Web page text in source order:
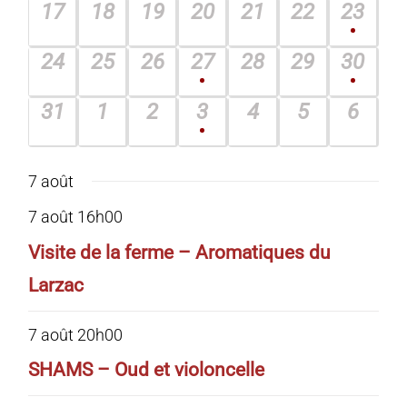
0
17
0
18
0
19
0
20
0
évènement,
21
0
évènement,
22
1
23
0
24
0
évènement,
25
0
évènement,
26
1
évènement,
27
0
évènement,
28
0
évènement,
29
1
30
0
31
0
évènement,
1
0
évènement,
2
1
évènement,
3
0
4
0
5
0
6
7 août
7 août 16h00
Visite de la ferme – Aromatiques du
Larzac
7 août 20h00
SHAMS – Oud et violoncelle